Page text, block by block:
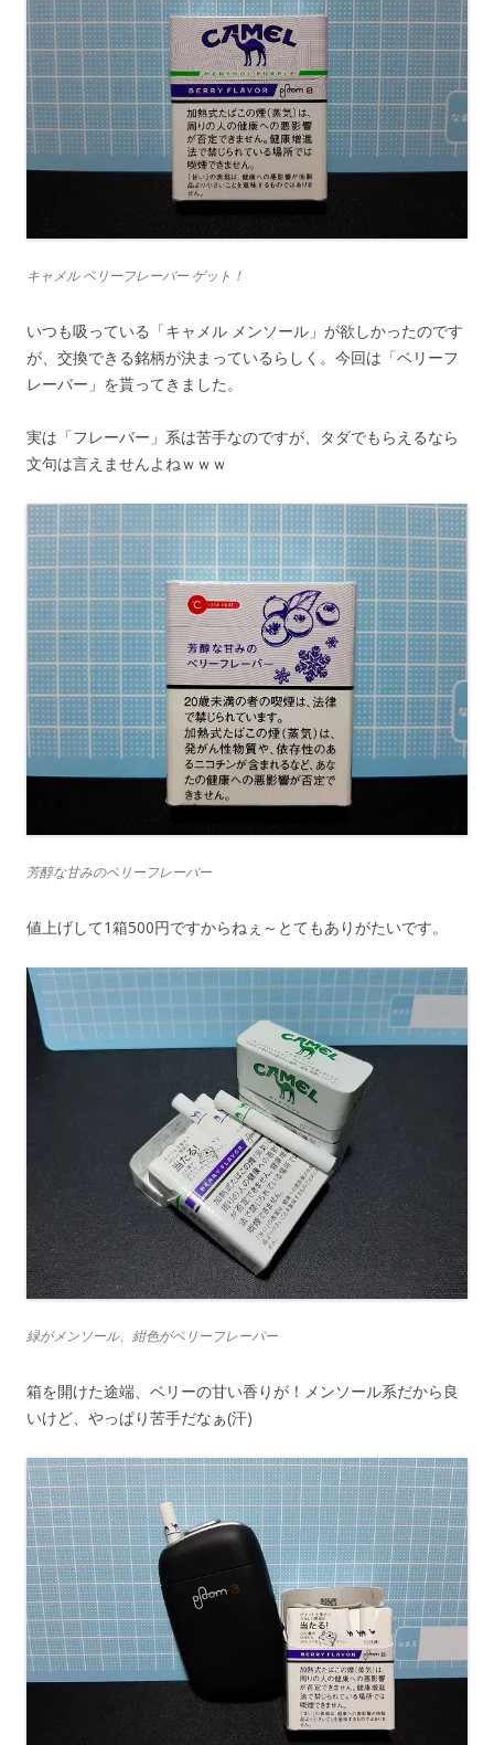
キャメル ベリーフレーバー ゲット！
いつも吸っている「キャメル メンソール」が欲しかったのです
が、交換できる銘柄が決まっているらしく。今回は「ベリーフ
レーバー」を貰ってきました。
実は「フレーバー」系は苦手なのですが、タダでもらえるなら
文句は言えませんよねｗｗｗ
芳醇な甘みのベリーフレーバー
値上げして1箱500円ですからねぇ～とてもありがたいです。
緑がメンソール、紺色がベリーフレーバー
箱を開けた途端、ベリーの甘い香りが！メンソール系だから良
いけど、やっぱり苦手だなぁ(汗)